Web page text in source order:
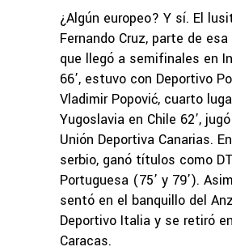
¿Algún europeo? Y sí. El
Fernando Cruz, parte de
que llegó a semifinales en
66’, estuvo con Deportivo
Vladimir Popović, cuarto
Yugoslavia en Chile 62’,
Unión Deportiva Canarias.
serbio, ganó títulos como
Portuguesa (75’ y 79’).
sentó en el banquillo del
Deportivo Italia y se retiró
Caracas.